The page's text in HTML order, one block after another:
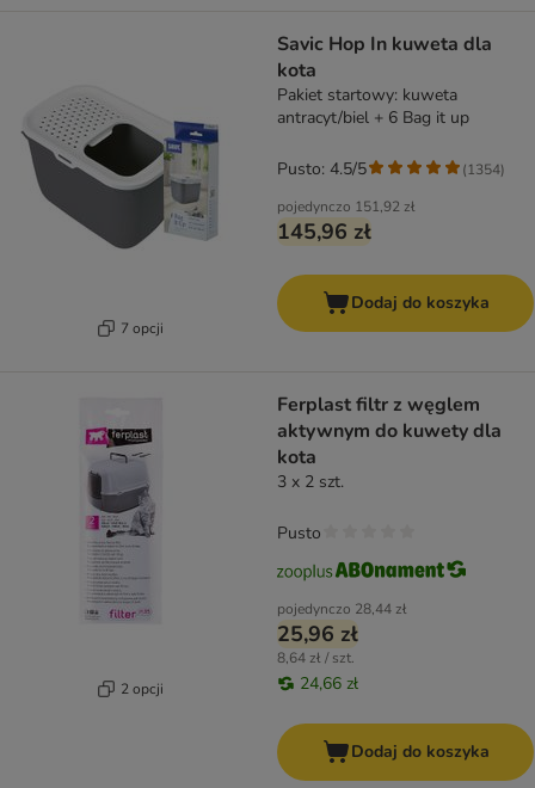
7 opcji
Savic Hop In kuweta dla
kota
Pakiet startowy: kuweta
antracyt/biel + 6 Bag it up
pojedynczo 151,92 zł
145,96 zł
Pusto: 4.5/5 (1354)
Dodaj do koszyka
2 opcji
Ferplast filtr z węglem
aktywnym do kuwety dla
kota
3 x 2 szt.
pojedynczo 28,44 zł
25,96 zł
8,64 zł / szt.
24,66 zł
Pusto
Dodaj do koszyka